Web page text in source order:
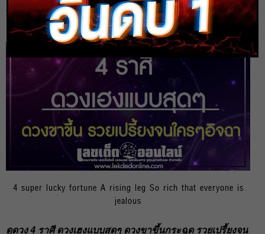
heng99 8 ก.ค. 2020
4 super lucky fortune A rising leg So rich that everyone is
jealous
ดูดวง 4 ราศี ดวงเฮงแบบสุดๆ ดวงขาขึ้นกระฉูด รวยเปรี้ยงจน